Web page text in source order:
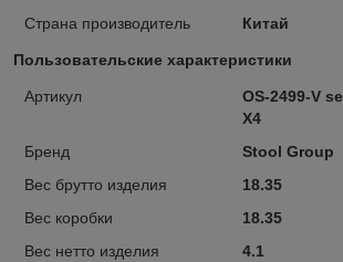
Страна производитель
Китай
Пользовательские характеристики
Артикул
OS-2499-V
X4
Бренд
Stool Group
Вес брутто изделия
18.35
Вес коробки
18.35
Вес нетто изделия
4.1